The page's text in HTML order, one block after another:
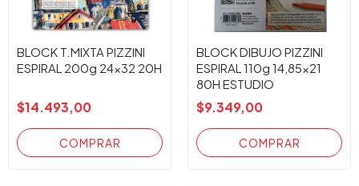
BLOCK T.MIXTA PIZZINI
ESPIRAL 200g 24x32 20H
$14.493,00
BLOCK DIBUJO PIZZINI
ESPIRAL 110g 14,85x21
80H ESTUDIO
$9.349,00